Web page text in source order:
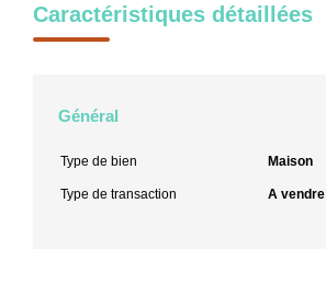
Caractéristiques détaillées
Général
Type de bien Maison
Type de transaction A vendre